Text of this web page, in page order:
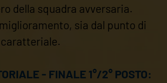
della squadra avversaria.
sia dal punto di
- FINALE 1°/2° POSTO: